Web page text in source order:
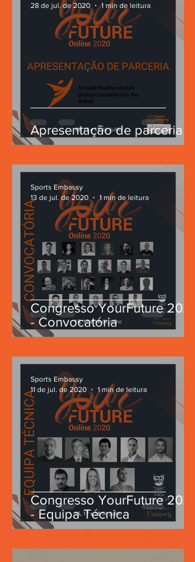
Apresentação de parceria
28 de jul. de 2020
1 min de leitura
Congresso YourFuture 2020
- Convocatória
Sports Embassy
13 de jul. de 2020
1 min de leitura
Congresso YourFuture 2020
- Equipa Técnica
Sports Embassy
11 de jul. de 2020
1 min de leitura